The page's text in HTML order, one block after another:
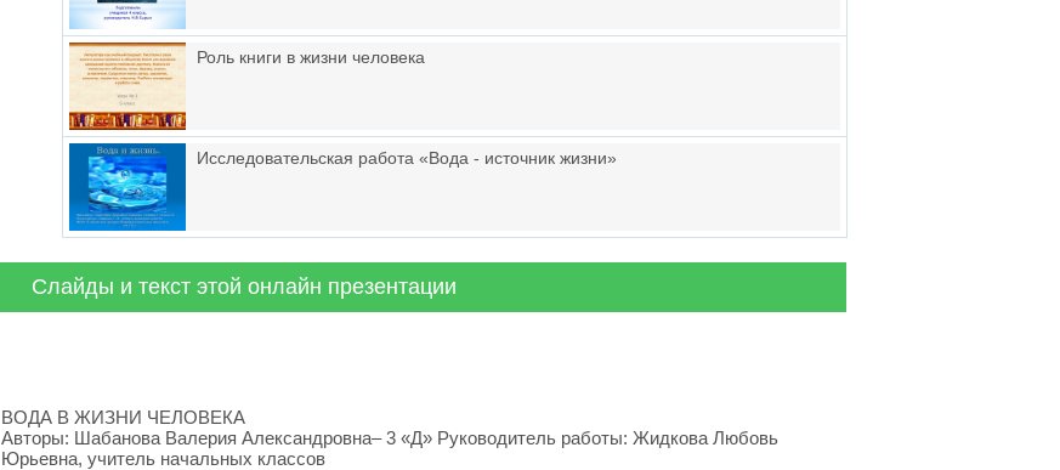
Роль книги в жизни человека
Исследовательская работа «Вода - источник жизни»
Слайды и текст этой онлайн презентации
ВОДА В ЖИЗНИ ЧЕЛОВЕКА
Авторы: Шабанова Валерия Александровна– 3 «Д» Руководитель работы: Жидкова Любовь
Юрьевна, учитель начальных классов